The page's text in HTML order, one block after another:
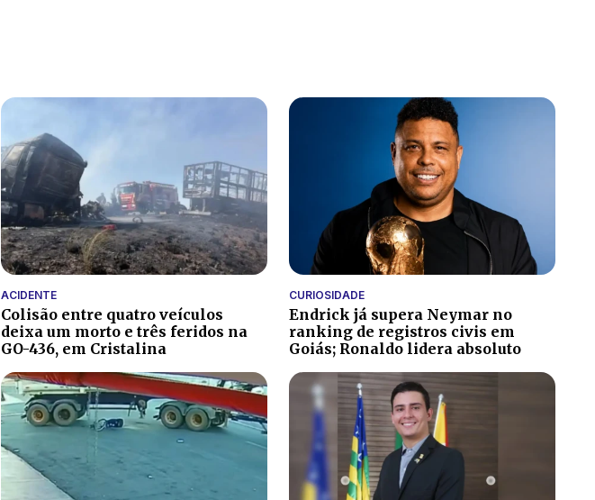
ACIDENTE
Colisão entre quatro veículos
deixa um morto e três feridos na
GO-436, em Cristalina
CURIOSIDADE
Endrick já supera Neymar no
ranking de registros civis em
Goiás; Ronaldo lidera absoluto